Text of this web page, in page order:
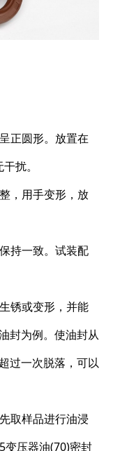
正圆形。放置在
扰。
，用手变形，放
持一致。试装配
锈或变形，并能
封为例。使油封从
过一次脱落，可以
取样品进行油浸
变压器油(70)密封